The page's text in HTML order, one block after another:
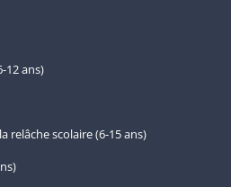
12 ans)
relâche scolaire (6-15 ans)